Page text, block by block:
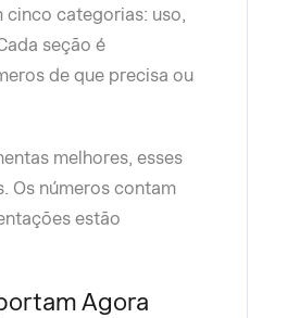
cinco categorias: uso,
seção é
de que precisa ou
melhores, esses
Os números contam
estão
Agora